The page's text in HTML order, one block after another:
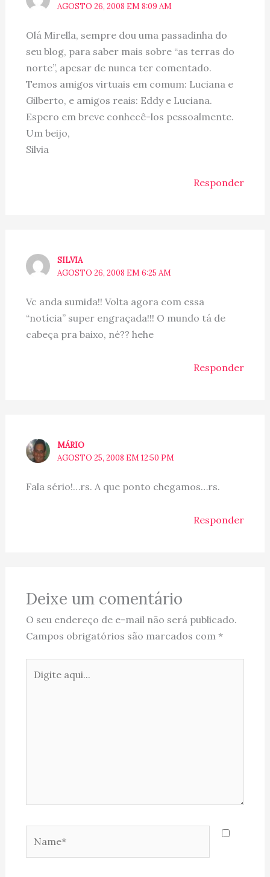
AGOSTO 26, 2008 EM 8:09 AM
Olá Mirella, sempre dou uma passadinha do
seu blog, para saber mais sobre “as terras do
norte”, apesar de nunca ter comentado.
Temos amigos virtuais em comum: Luciana e
Gilberto, e amigos reais: Eddy e Luciana.
Espero em breve conhecê-los pessoalmente.
Um beijo,
Silvia
Responder
SILVIA
AGOSTO 26, 2008 EM 6:25 AM
Vc anda sumida!! Volta agora com essa
“notícia” super engraçada!!! O mundo tá de
cabeça pra baixo, né?? hehe
Responder
MÁRIO
AGOSTO 25, 2008 EM 12:50 PM
Fala sério!…rs. A que ponto chegamos…rs.
Responder
Deixe um comentário
O seu endereço de e-mail não será publicado.
Campos obrigatórios são marcados com *
aqui...